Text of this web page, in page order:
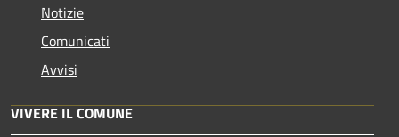
Notizie
Comunicati
Avvisi
VIVERE IL COMUNE